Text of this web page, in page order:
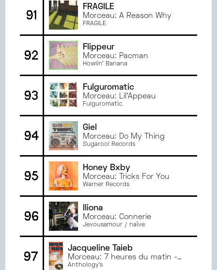
91
FRAGILE
Morceau: A Reason Why
FRAGILE
92
Flippeur
Morceau: Pacman
Howlin' Banana
93
Fulguromatic
Morceau: Lil'Appeau
Fulguromatic
94
Giel
Morceau: Do My Thing
Sugaroo! Records
95
Honey Bxby
Morceau: Tricks For You
Warner Records
96
Iliona
Morceau: Connerie
Jevousamour / naïve
97
Jacqueline Taieb
Morceau: 7 heures du matin -
Le Goût Du Son / Mikeandtess
Anthology's